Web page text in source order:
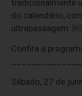
tradicionalmente
do calendário,
ultrapassagem. ￼
Confira a
Sábado, 27 de